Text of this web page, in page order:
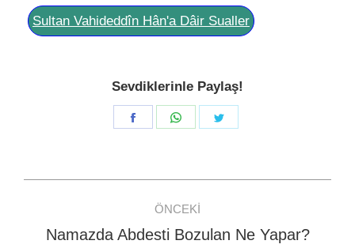
Sultan Vahideddîn Hân'a Dâir Sualler
Sevdiklerinle Paylaş!
Share
Share
navigation
ÖNCEKI
Previous
Namazda Abdesti Bozulan Ne Yapar?